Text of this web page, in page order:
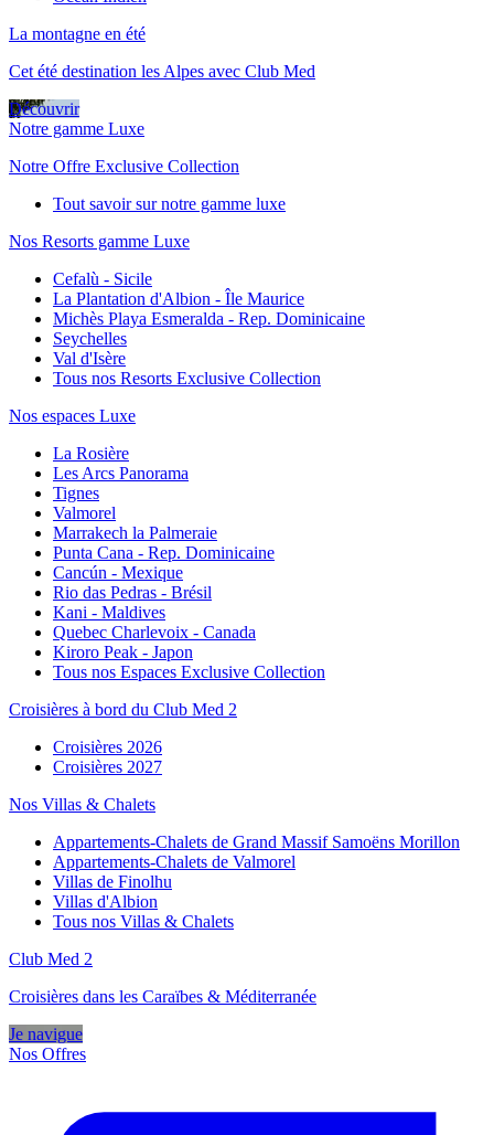
La montagne en été
Cet été destination les Alpes avec Club Med
Découvrir
Notre gamme Luxe
Notre Offre Exclusive Collection
Tout savoir sur notre gamme luxe
Nos Resorts gamme Luxe
Cefalù - Sicile
La Plantation d'Albion - Île Maurice
Michès Playa Esmeralda - Rep. Dominicaine
Seychelles
Val d'Isère
Tous nos Resorts Exclusive Collection
Nos espaces Luxe
La Rosière
Les Arcs Panorama
Tignes
Valmorel
Marrakech la Palmeraie
Punta Cana - Rep. Dominicaine
Cancún - Mexique
Rio das Pedras - Brésil
Kani - Maldives
Quebec Charlevoix - Canada
Kiroro Peak - Japon
Tous nos Espaces Exclusive Collection
Croisières à bord du Club Med 2
Croisières 2026
Croisières 2027
Nos Villas & Chalets
Appartements-Chalets de Grand Massif Samoëns Morillon
Appartements-Chalets de Valmorel
Villas de Finolhu
Villas d'Albion
Tous nos Villas & Chalets
Club Med 2
Croisières dans les Caraïbes & Méditerranée
Je navigue
Nos Offres